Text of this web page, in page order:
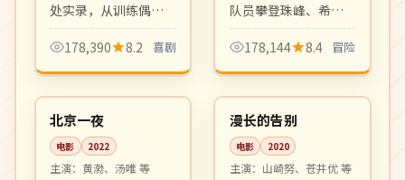
处实录，从训练偶像
练习生到陪儿子上幼
儿园，温馨有趣。家
杆。
178,390 8.2 喜剧
队员攀登珠峰、希夏
邦马等八千米高峰的
全过程纪录片。极地
录片的标杆之作。
178,144 8.4 冒险
中国
高分 99:14
北京一夜
电影 2022
主演： 黄渤、汤唯 等
日本
高分 99:10
漫长的告别
电影 2020
主演： 山崎努、苍井优 等